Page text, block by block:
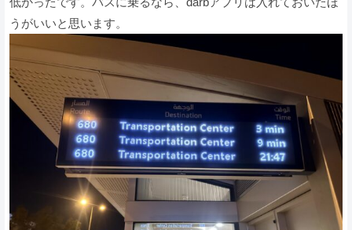
うがいいと思います。